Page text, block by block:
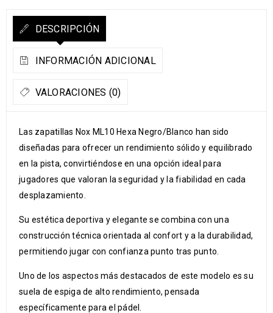
DESCRIPCIÓN
INFORMACIÓN ADICIONAL
VALORACIONES (0)
Las zapatillas Nox ML10 Hexa Negro/Blanco han sido
diseñadas para ofrecer un rendimiento sólido y equilibrado
en la pista, convirtiéndose en una opción ideal para
jugadores que valoran la seguridad y la fiabilidad en cada
desplazamiento.
Su estética deportiva y elegante se combina con una
construcción técnica orientada al confort y a la durabilidad,
permitiendo jugar con confianza punto tras punto.
Uno de los aspectos más destacados de este modelo es su
suela de espiga de alto rendimiento, pensada
específicamente para el pádel.